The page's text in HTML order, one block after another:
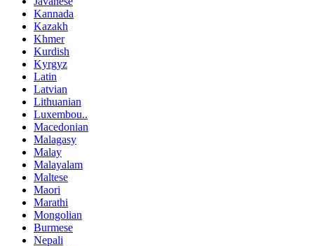
Kannada
Kazakh
Khmer
Kurdish
Kyrgyz
Latin
Latvian
Lithuanian
Luxembou..
Macedonian
Malagasy
Malay
Malayalam
Maltese
Maori
Marathi
Mongolian
Burmese
Nepali